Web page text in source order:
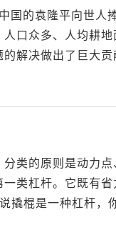
的袁隆平向世人
口众多、人均耕
解决做出了巨大
类的原则是动力点
类杠杆。它既有
撬棍是一种杠杆，